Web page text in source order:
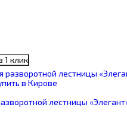
1 клик
лестницы